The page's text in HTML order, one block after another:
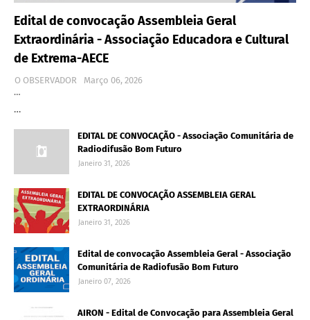
Edital de convocação Assembleia Geral
Extraordinária - Associação Educadora e Cultural
de Extrema-AECE
O OBSERVADOR
Março 06, 2026
…
…
EDITAL DE CONVOCAÇÃO - Associação Comunitária de
Radiodifusão Bom Futuro
Janeiro 31, 2026
EDITAL DE CONVOCAÇÃO ASSEMBLEIA GERAL
EXTRAORDINÁRIA
Janeiro 31, 2026
Edital de convocação Assembleia Geral - Associação
Comunitária de Radiofusão Bom Futuro
Janeiro 07, 2026
AIRON - Edital de Convocação para Assembleia Geral